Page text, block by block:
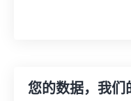
您的数据，我们